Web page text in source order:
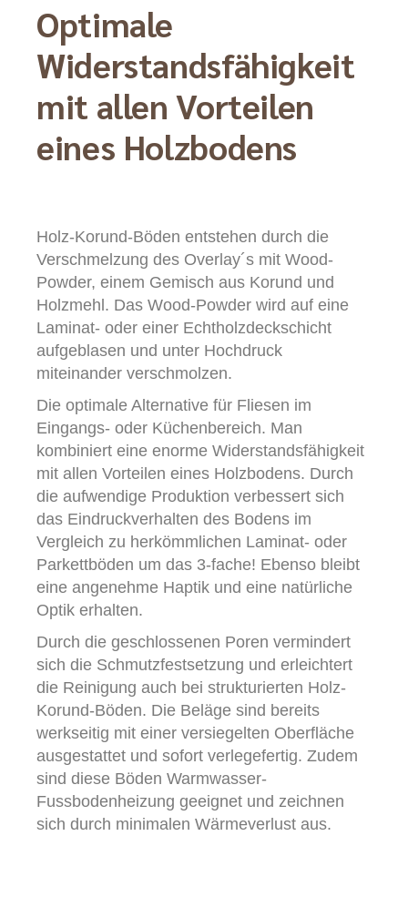
Optimale
Widerstandsfähigkeit
mit allen Vorteilen
eines Holzbodens
Holz-Korund-Böden entstehen durch die
Verschmelzung des Overlay´s mit Wood-
Powder, einem Gemisch aus Korund und
Holzmehl. Das Wood-Powder wird auf eine
Laminat- oder einer Echtholzdeckschicht
aufgeblasen und unter Hochdruck
miteinander verschmolzen.
Die optimale Alternative für Fliesen im
Eingangs- oder Küchenbereich. Man
kombiniert eine enorme Widerstandsfähigkeit
mit allen Vorteilen eines Holzbodens. Durch
die aufwendige Produktion verbessert sich
das Eindruckverhalten des Bodens im
Vergleich zu herkömmlichen Laminat- oder
Parkettböden um das 3-fache! Ebenso bleibt
eine angenehme Haptik und eine natürliche
Optik erhalten.
Durch die geschlossenen Poren vermindert
sich die Schmutzfestsetzung und erleichtert
die Reinigung auch bei strukturierten Holz-
Korund-Böden. Die Beläge sind bereits
werkseitig mit einer versiegelten Oberfläche
ausgestattet und sofort verlegefertig. Zudem
sind diese Böden Warmwasser-
Fussbodenheizung geeignet und zeichnen
sich durch minimalen Wärmeverlust aus.